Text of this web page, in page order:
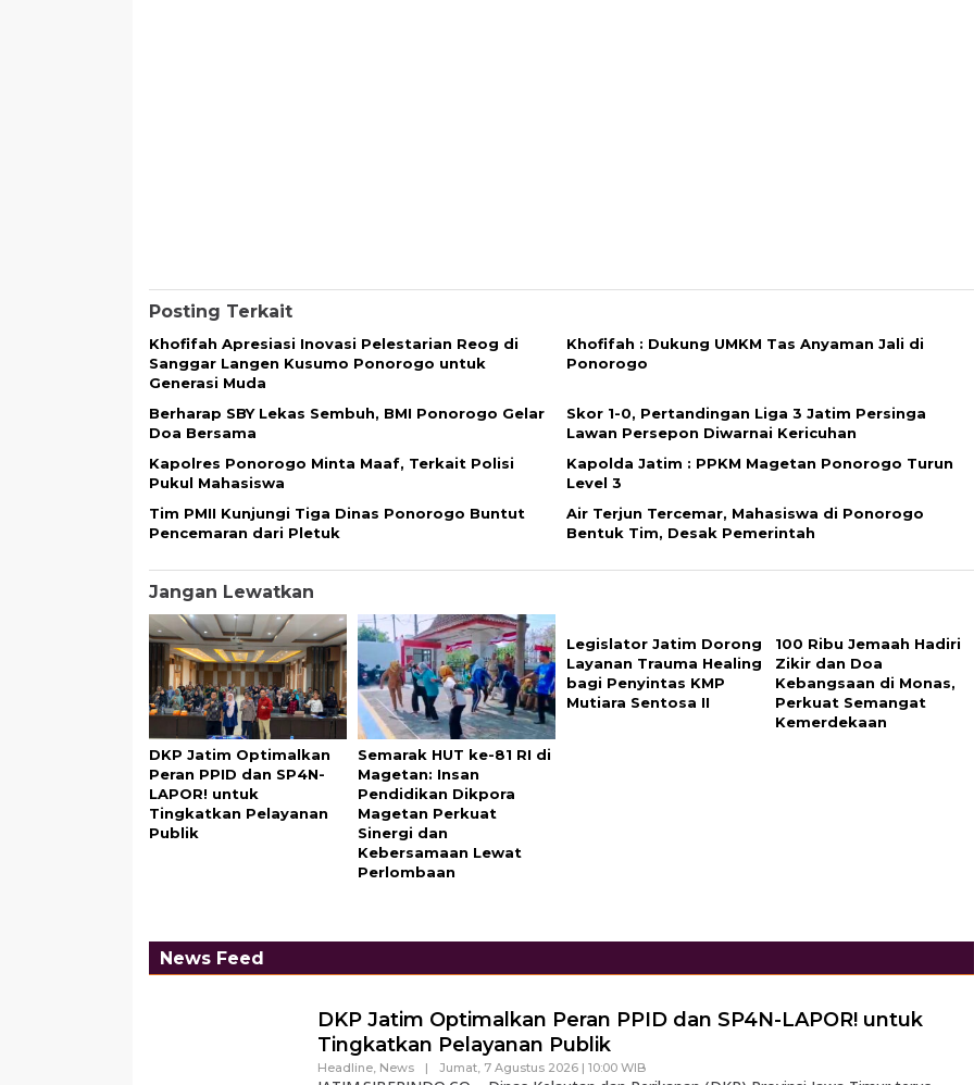
Posting Terkait
Khofifah Apresiasi Inovasi Pelestarian Reog di
Sanggar Langen Kusumo Ponorogo untuk
Generasi Muda
Khofifah : Dukung UMKM Tas Anyaman Jali di
Ponorogo
Berharap SBY Lekas Sembuh, BMI Ponorogo Gelar
Doa Bersama
Skor 1-0, Pertandingan Liga 3 Jatim Persinga
Lawan Persepon Diwarnai Kericuhan
Kapolres Ponorogo Minta Maaf, Terkait Polisi
Pukul Mahasiswa
Kapolda Jatim : PPKM Magetan Ponorogo Turun
Level 3
Tim PMII Kunjungi Tiga Dinas Ponorogo Buntut
Pencemaran dari Pletuk
Air Terjun Tercemar, Mahasiswa di Ponorogo
Bentuk Tim, Desak Pemerintah
Jangan Lewatkan
DKP Jatim Optimalkan
Peran PPID dan SP4N-
LAPOR! untuk
Tingkatkan Pelayanan
Publik
Semarak HUT ke-81 RI di
Magetan: Insan
Pendidikan Dikpora
Magetan Perkuat
Sinergi dan
Kebersamaan Lewat
Perlombaan
Legislator Jatim Dorong
Layanan Trauma Healing
bagi Penyintas KMP
Mutiara Sentosa II
100 Ribu Jemaah Hadiri
Zikir dan Doa
Kebangsaan di Monas,
Perkuat Semangat
Kemerdekaan
News Feed
DKP Jatim Optimalkan Peran PPID dan SP4N-LAPOR! untuk
Tingkatkan Pelayanan Publik
Headline, News | Jumat, 7 Agustus 2026 | 10:00 WIB